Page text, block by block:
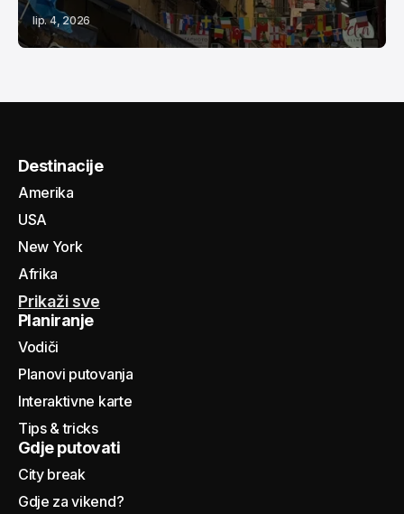
lip. 4, 2026
Destinacije
Amerika
USA
New York
Afrika
Prikaži sve
Planiranje
Vodiči
Planovi putovanja
Interaktivne karte
Tips & tricks
Gdje putovati
City break
Gdje za vikend?